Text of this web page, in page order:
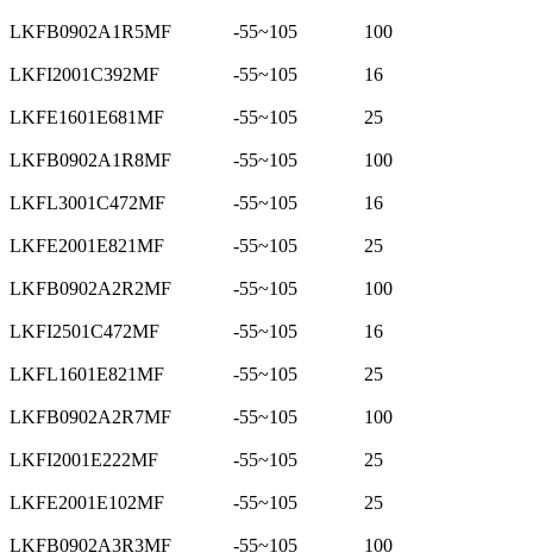
LKFB0902A1R5MF -55~105 100
LKFI2001C392MF -55~105 16
LKFE1601E681MF -55~105 25
LKFB0902A1R8MF -55~105 100
LKFL3001C472MF -55~105 16
LKFE2001E821MF -55~105 25
LKFB0902A2R2MF -55~105 100
LKFI2501C472MF -55~105 16
LKFL1601E821MF -55~105 25
LKFB0902A2R7MF -55~105 100
LKFI2001E222MF -55~105 25
LKFE2001E102MF -55~105 25
LKFB0902A3R3MF -55~105 100